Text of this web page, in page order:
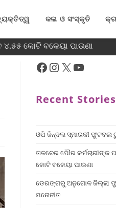
କଳା ଓ ସଂସ୍କୃତି
କୋଟି ବକେୟା ପାଉଣା
Recent Stories
ଓପି ଜିନ୍ଦଲ ସ୍ମାରକୀ ଫୁଟବଲ
ତାଳଚେର ପୌର କର୍ମଚାରୀଙ୍କ
କୋଟି ବକେୟା ପାଉଣା
ଡେରଙ୍ଗରୁ ଅନୁଗୋଳ ଜିଲ୍ଲା
ମନୋନୀତ